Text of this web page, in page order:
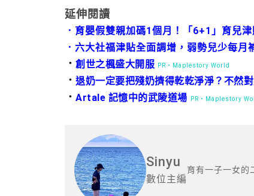
延伸閱讀
． 育嬰假雙親加碼1個月！「6+1」育兒
． 六大社福津貼全面調增，弱勢兒少每月
．創世之楓盛大開服 PR・Maplestory World
．退奶一定要把殘奶擠得乾乾淨淨？不然
．Artale 記憶中的武陵道場 PR・Maplestory
Sinyu
數位主編
育有一子一女的